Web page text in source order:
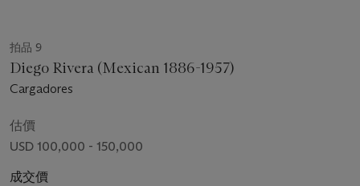
拍品 9
Diego Rivera (Mexican 1886-1957)
Cargadores
估價
USD 100,000 - 150,000
成交價